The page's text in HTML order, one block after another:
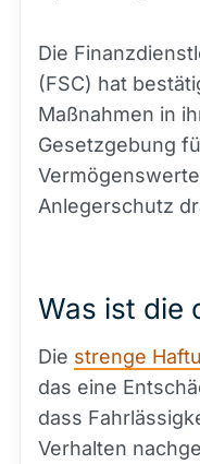
Die
(FSC) hat
Maßnahmen in
Gesetzgebung
Anlegerschutz
Was ist die
Die strenge
das eine
dass
Verhalten